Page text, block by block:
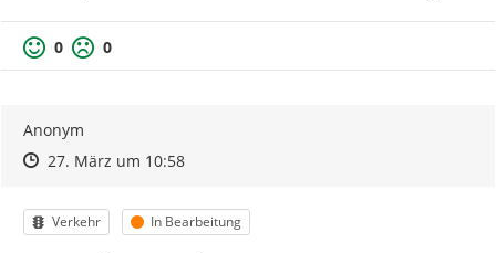
0 0
Anonym
Zeitpunkt des Erstellens
Zeitpunkt des Erstellens
27. März um 10:58Zur Äußerung
Kategorie
Verkehr Status
In Bearbeitung